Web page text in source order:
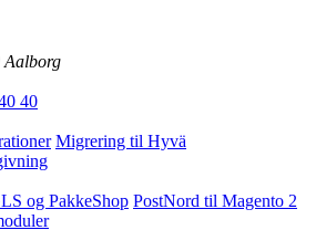
Aalborg
40
Migrering til Hyvä
og PakkeShop PostNord til Magento 2